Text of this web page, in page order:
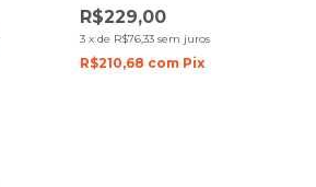
R$229,00
3 x de R$76,33 sem juros
R$210,68 com Pix